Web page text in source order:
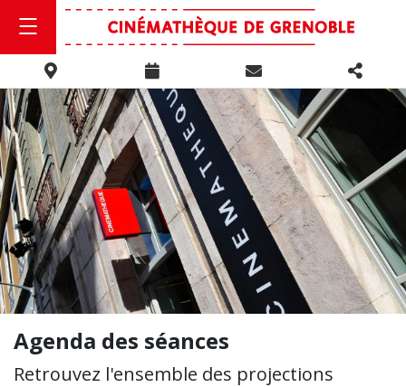
Agenda des séances
Retrouvez l'ensemble des projections